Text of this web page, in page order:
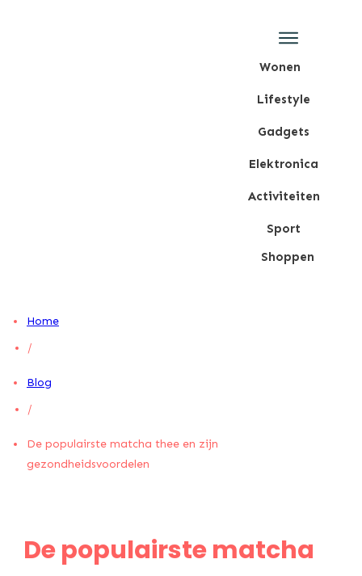
Wonen
Lifestyle
Gadgets
Elektronica
Activiteiten
Sport
Shoppen
Home
/
Blog
/
De populairste matcha thee en zijn
gezondheidsvoordelen
De populairste matcha